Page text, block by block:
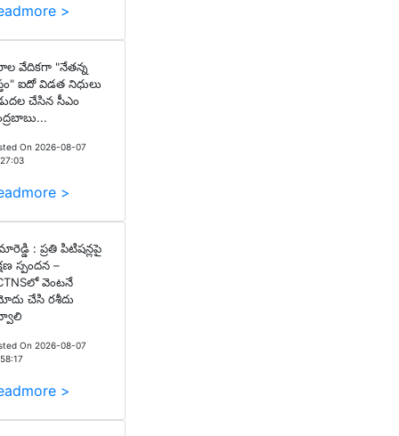
>
వేదికగా "నేతన్న
ఐదో విడత నిధులు
చేసిన సీఎం
On 2026-08-07
>
: ప్రతి పిటిషన్లపై
స్పందన –
వెంటనే
చేసి రశీదు
On 2026-08-07
>